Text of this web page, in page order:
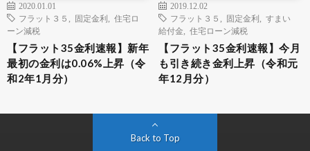
2020.01.01
フラット３５
固定金利
住宅ロ
ーン減税
【フラット35金利速報】新年
最初の金利は0.06%上昇（令
和2年1月分）
2019.12.02
フラット３５
固定金利
すまい
給付金
住宅ローン減税
【フラット35金利速報】今月
も引き続き金利上昇（令和元
年12月分）
Back to Top